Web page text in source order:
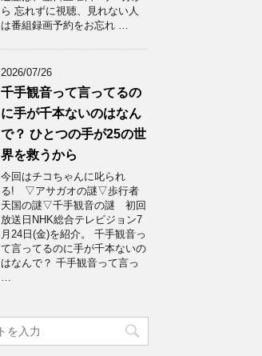
ら 忘れずに視聴、見れない人
は番組録画予約をお忘れ …
2026/07/26
千手観音って言ってるの
に手が千本ないのはなん
で？ ひとつの手が25の世
界を救うから
今回はチコちゃんに叱られ
る! ▽アサガオの謎▽歩行者
天国の謎▽千手観音の謎 初回
放送日NHK総合テレビジョン7
月24日(金)を紹介。 千手観音っ
て言ってるのに手が千本ないの
はなんで？ 千手観音って言っ
…